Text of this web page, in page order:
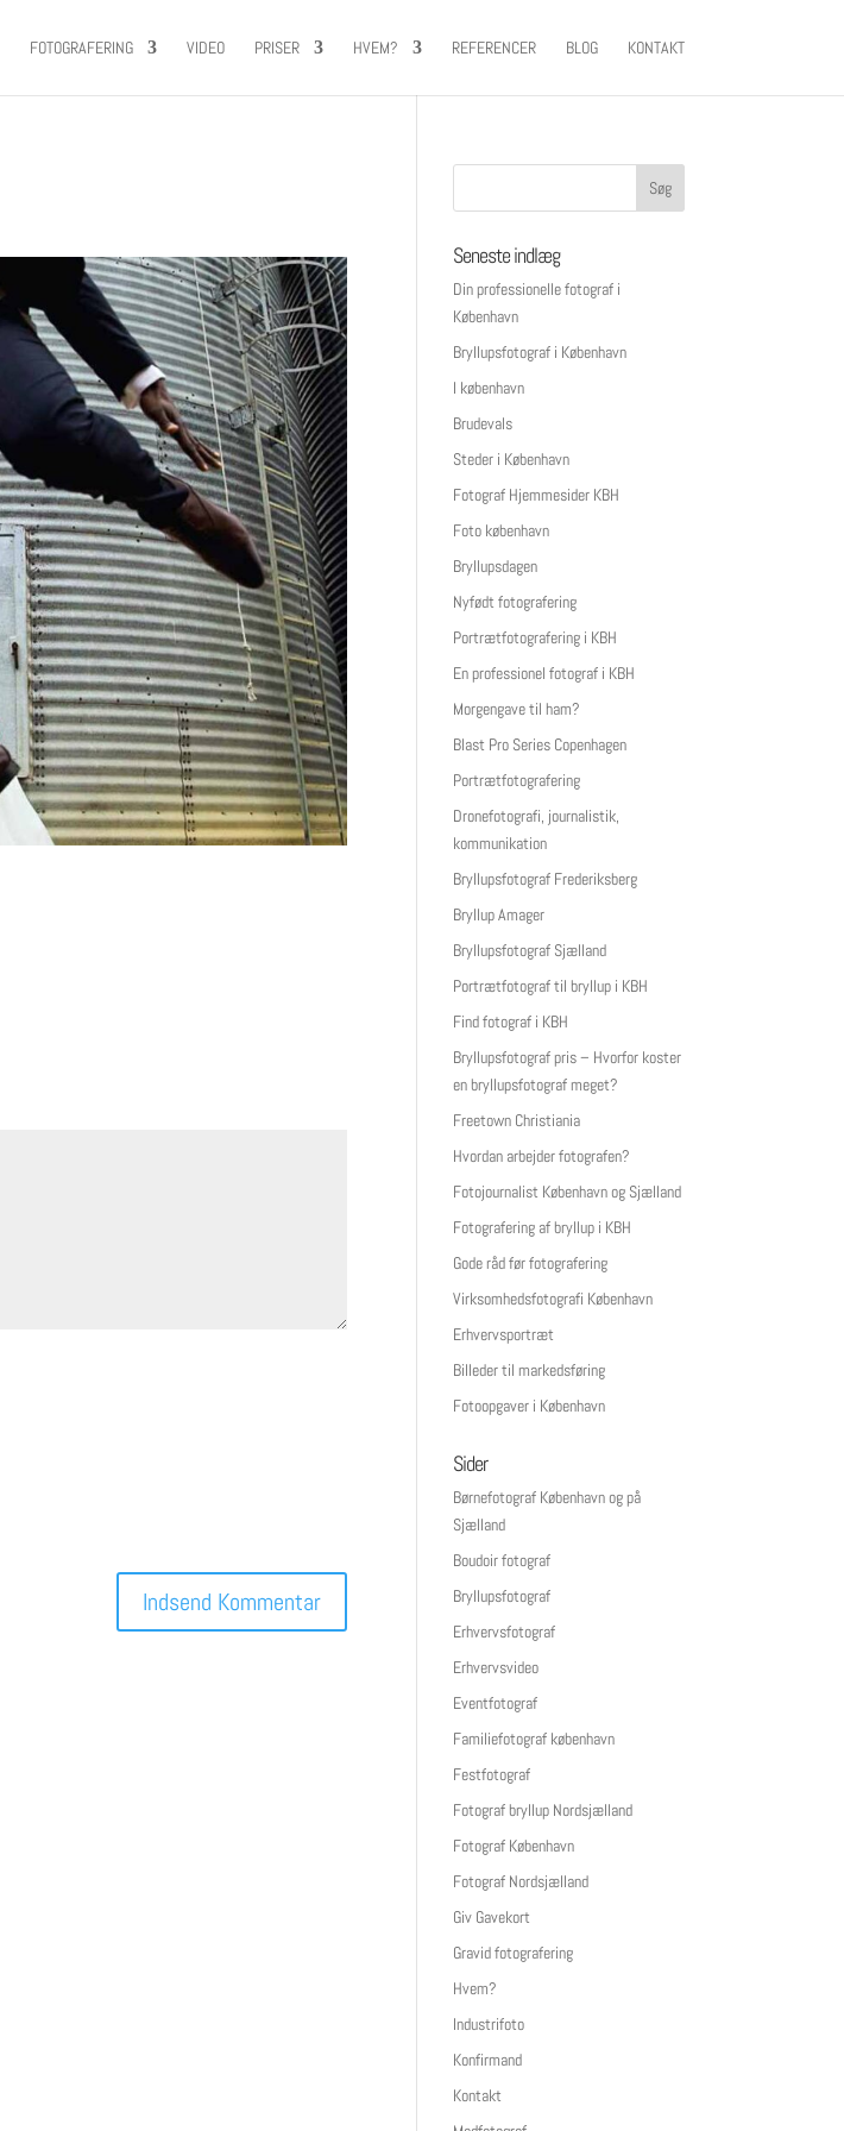
FOTOGRAFERING VIDEO PRISER HVEM? REFERENCER BLOG KONTAKT
Seneste indlæg
Din professionelle fotograf i
København
Bryllupsfotograf i København
I københavn
Brudevals
Steder i København
Fotograf Hjemmesider KBH
Foto københavn
Bryllupsdagen
Nyfødt fotografering
Portrætfotografering i KBH
En professionel fotograf i KBH
Morgengave til ham?
Blast Pro Series Copenhagen
Portrætfotografering
Dronefotografi, journalistik,
kommunikation
Bryllupsfotograf Frederiksberg
Bryllup Amager
Bryllupsfotograf Sjælland
Portrætfotograf til bryllup i KBH
Find fotograf i KBH
Bryllupsfotograf pris – Hvorfor koster
en bryllupsfotograf meget?
Freetown Christiania
Hvordan arbejder fotografen?
Fotojournalist København og Sjælland
Fotografering af bryllup i KBH
Gode råd før fotografering
Virksomhedsfotografi København
Erhvervsportræt
Billeder til markedsføring
Fotoopgaver i København
Sider
Børnefotograf København og på
Sjælland
Boudoir fotograf
Bryllupsfotograf
Erhvervsfotograf
Erhvervsvideo
Eventfotograf
Familiefotograf københavn
Festfotograf
Fotograf bryllup Nordsjælland
Fotograf København
Fotograf Nordsjælland
Giv Gavekort
Gravid fotografering
Hvem?
Industrifoto
Konfirmand
Kontakt